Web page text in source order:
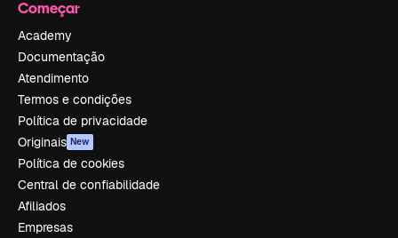
Começar
Academy
Documentação
Atendimento
Termos e condições
Política de privacidade
Originais New
Política de cookies
Central de confiabilidade
Afiliados
Empresas